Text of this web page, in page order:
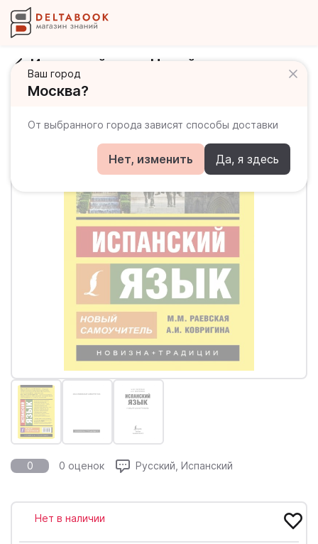
Ваш город
Москва?
От выбранного города зависят способы доставки
Нет, изменить Да, я здесь
Испанский язык. Новый самоучитель
0 0 оценок Русский, Испанский
Нет в наличии